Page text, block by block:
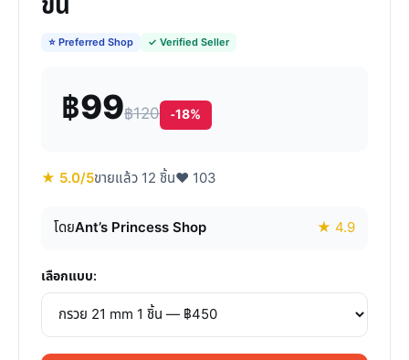
⭐ Preferred Shop ✓ Verified Seller
฿99฿120 -18%
★ 5.0/5ขายแล้ว 12 ชิ้น♥ 103
โดยAnt’s Princess Shop ★ 4.9
เลือกแบบ: